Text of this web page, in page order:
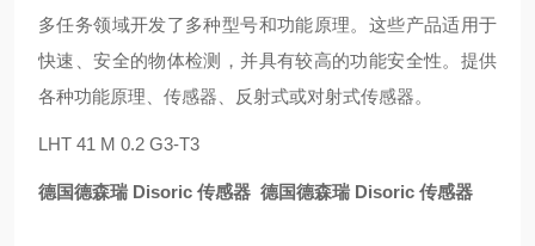
多任务领域开发了多种型号和功能原理。这些产品适用于
快速、安全的物体检测，并具有较高的功能安全性。提供
各种功能原理、传感器、反射式或对射式传感器。
LHT 41 M 0.2 G3-T3
德国德森瑞 Disoric 传感器 德国德森瑞 Disoric 传感器